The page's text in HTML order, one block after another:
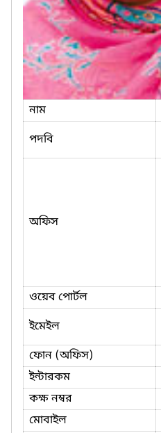
নাম
পদবি
অফিস
ওয়েব পোর্টল
ইমেইল
ফোন (অফিস)
ইন্টারকম
কক্ষ নম্বর
মোবাইল